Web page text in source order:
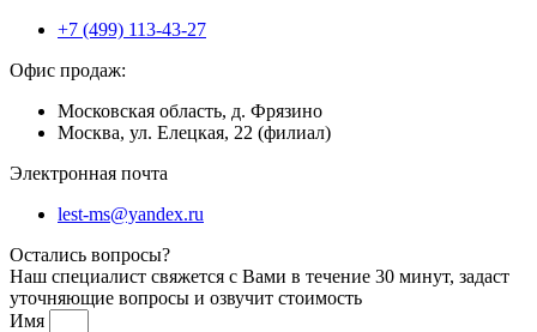
+7 (499) 113-43-27
Офис продаж:
Московская область, д. Фрязино
Москва, ул. Елецкая, 22 (филиал)
Электронная почта
lest-ms@yandex.ru
Остались вопросы?
Наш специалист свяжется с Вами в течение 30 минут, задаст
уточняющие вопросы и озвучит стоимость
Имя